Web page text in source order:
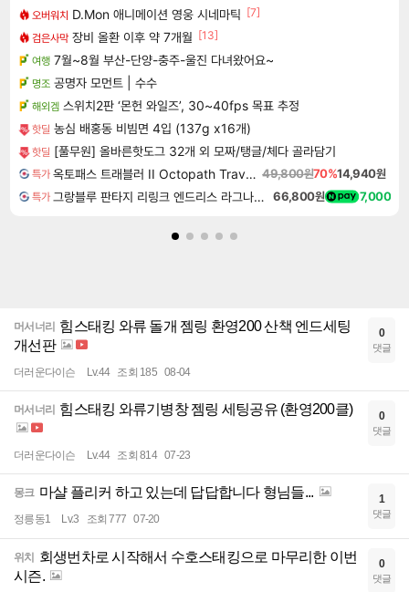
오버워치 D.Mon 애니메이션 영웅 시네마틱 [7]
검은사막 장비 올환 이후 약 7개월 [13]
여행 7월~8월 부산-단양-충주-울진 다녀왔어요~
명조 공명자 모먼트 | 수수
해외겜 스위치2판 ‘몬헌 와일즈’, 30~40fps 목표 추정
핫딜 농심 배홍동 비빔면 4입 (137g x16개)
핫딜 [풀무원] 올바른핫도그 32개 외 모짜/탱글/체다 골라담기
특가 옥토패스 트래블러 II Octopath Traveler II 49,800원70%14,940원
특가 그랑블루 판타지 리링크 엔드리스 라그나로크 Granblue Fantasy Relink Endless Ragnarok 66,800원 7,000
머서너리 힘스태킹 와류 돌개 젬링 환영200 산책 엔드세팅
개선판
더러운다이슨 Lv.44 조회 185 08-04
0
댓글
머서너리 힘스태킹 와류기병창 젬링 세팅공유 (환영200클)
더러운다이슨 Lv.44 조회 814 07-23
0
댓글
몽크 마샬 플리커 하고 있는데 답답합니다 형님들...
정릉동1 Lv.3 조회 777 07-20
1
댓글
위치
회생번차로 시작해서 수호스태킹으로 마무리한 이번
시즌.
0
댓글